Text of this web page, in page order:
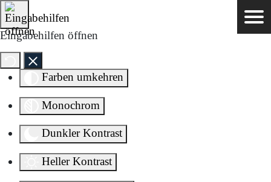
Eingabehilfen öffnen
Farben umkehren
Monochrom
Dunkler Kontrast
Heller Kontrast
Direkt zum Inhalt springen